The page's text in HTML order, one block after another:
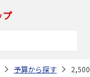
予算から探す